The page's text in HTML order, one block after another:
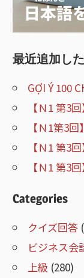
最近追加し
GỢI Ý 100
【Ｎ1 第3
【Ｎ1第3
【Ｎ1 第3
【Ｎ1 第3
Categories
クイズ回答
ビジネス会
上級 (280)